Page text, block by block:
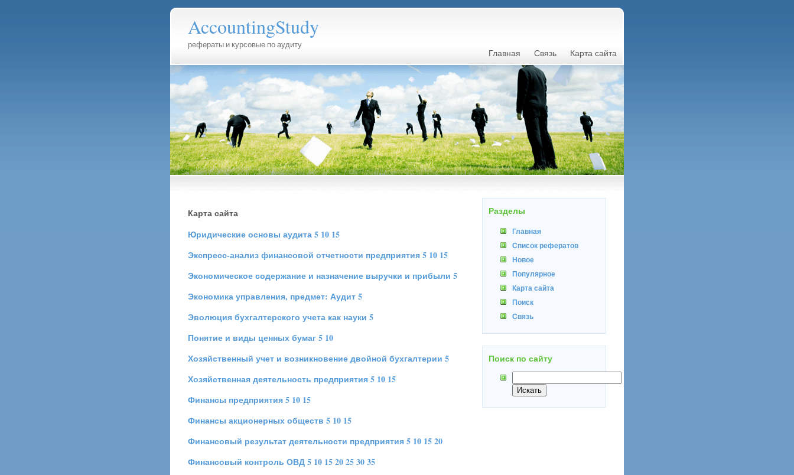
AccountingStudy
рефераты и курсовые по аудиту
Главная Связь Карта сайта
Карта сайта
Юридические основы аудита5 10 15
Экспресс-анализ финансовой отчетности предприятия5 10 15
Экономическое содержание и назначение выручки и прибыли 5
Экономика управления, предмет: Аудит5
Эволюция бухгалтерского учета как науки 5
Понятие и виды ценных бумаг5 10
Хозяйственный учет и возникновение двойной бухгалтерии 5
Хозяйственная деятельность предприятия5 10 15
Финансы предприятия5 10 15
Финансы акционерных обществ 5 10 15
Финансовый результат деятельности предприятия5 10 1520
Финансовый контроль ОВД5 10 1520253035
Разделы
Главная
Список рефератов
Новое
Популярное
Карта сайта
Поиск
Связь
Поиск по сайту